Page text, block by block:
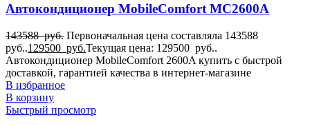
Автокондиционер MobileComfort MC2600A
143588руб. Первоначальная цена составляла 143588
руб..129500 руб.Текущая цена: 129500 руб..
Автокондиционер MobileComfort 2600A купить с быстрой
доставкой, гарантией качества в интернет-магазине
В избранное
В корзину
Быстрый просмотр